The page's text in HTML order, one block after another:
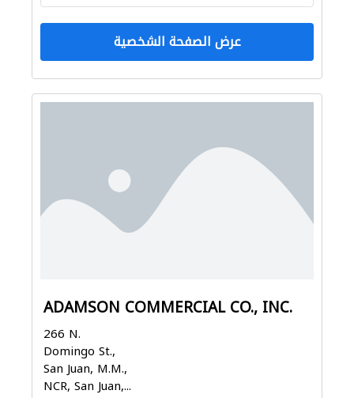
عرض الصفحة الشخصية
ADAMSON COMMERCIAL CO., INC.
266 N.
Domingo St.,
San Juan, M.M.,
NCR, San Juan,...